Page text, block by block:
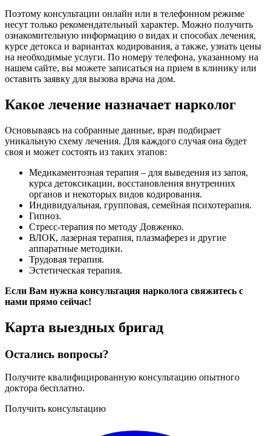
Поэтому консультации онлайн или в телефонном режиме
несут только рекомендательный характер. Можно получить
ознакомительную информацию о видах и способах лечения,
курсе детокса и вариантах кодирования, а также, узнать цены
на необходимые услуги. По номеру телефона, указанному на
нашем сайте, вы можете записаться на прием в клинику или
оставить заявку для вызова врача на дом.
Какое лечение назначает нарколог
Основываясь на собранные данные, врач подбирает
уникальную схему лечения. Для каждого случая она будет
своя и может состоять из таких этапов:
Медикаментозная терапия – для выведения из запоя,
курса детоксикации, восстановления внутренних
органов и некоторых видов кодирования.
Индивидуальная, групповая, семейная психотерапия.
Гипноз.
Стресс-терапия по методу Довженко.
ВЛОК, лазерная терапия, плазмаферез и другие
аппаратные методики.
Трудовая терапия.
Эстетическая терапия.
Если Вам нужна консультация нарколога свяжитесь с
нами прямо сейчас!
Карта выездных бригад
Остались вопросы?
Получите квалифицированную консультацию опытного
доктора бесплатно.
Получить консультацию